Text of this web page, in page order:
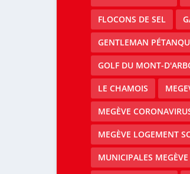
FLOCONS DE SEL
GENTLEMAN
GOLF DU MONT-
LE CHAMOIS
MEGÈVE
MEGÈVE LOGEMENT
MUNICIPALES